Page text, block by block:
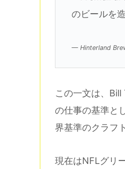
のビールを
— Hinterland
この一文は、
の仕事の基準と
界基準のクラフ
現在はNFLグリ